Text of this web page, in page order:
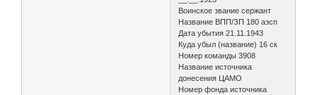
Воинское звание сержант
Название ВПП/ЗП 180 азсп
Дата убытия 21.11.1943
Куда убыл (название) 16 ск
Номер команды 3908
Название источника
донесения ЦАМО
Номер фонда источника